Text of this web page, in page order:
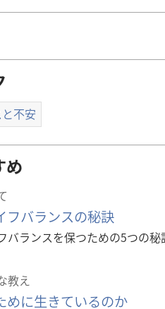
不安
め
フバランスの秘訣
バランスを保つための5つの秘
教え
めに生きているのか